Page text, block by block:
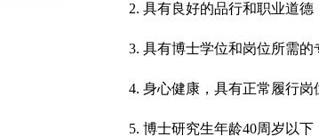
2. 具有良好的品行和职业道德
3. 具有博士学位和岗位所需的
4. 身心健康，具有正常履行岗
5. 博士研究生年龄40周岁以下